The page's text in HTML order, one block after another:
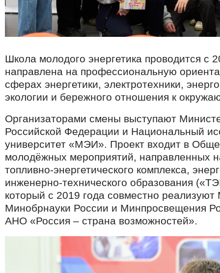
Школа молодого энергетика проводится с
направлена на профессиональную
сферах энергетики, электротехники,
экологии и бережного отношения к
Организаторами смены выступают
Российской Федерации и Национальный
университет «МЭИ». Проект входит в
молодёжных мероприятий, направленных
топливно-энергетического комплекса,
инженерно-технического образования
который с 2019 года совместно
Минобрнауки России и Минпросвещения
АНО «Россия – страна возможностей».